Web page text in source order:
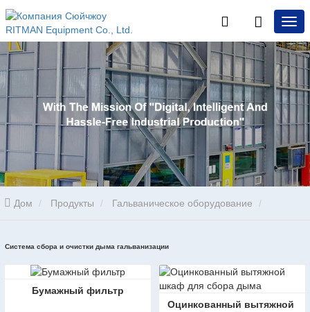
Дом Продукты Гальваническое оборудование
Система сбора и очистки дыма гальванизации
Бумажный фильтр
Оцинкованный вытяжной